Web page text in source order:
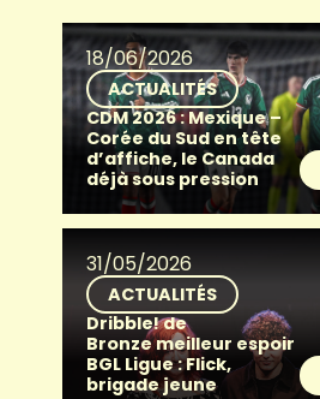
18/06/2026
ACTUALITÉS
CDM 2026 : Mexique –
Corée du Sud en tête
d’affiche, le Canada
déjà sous pression
31/05/2026
ACTUALITÉS
Dribble! de
Bronze meilleur espoir
BGL Ligue : Flick,
brigade jeune